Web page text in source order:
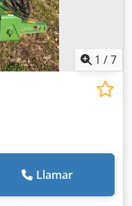
1 /7
Llamar